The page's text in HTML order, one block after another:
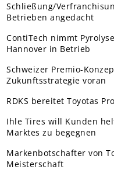
Schließung/
Betrieben angedacht
ContiTech nimmt
Hannover in Betrieb
Schweizer Premio-
Zukunftsstrategie voran
RDKS bereitet Toyotas
Ihle Tires will Kunden
Marktes zu begegnen
Markenbotschafter von
Meisterschaft